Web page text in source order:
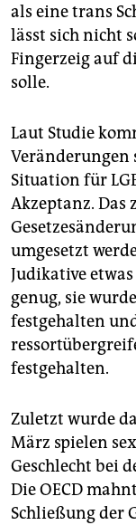
als eine trans
lässt sich nicht
Fingerzeig auf
solle.
Laut Studie
Veränderungen
Situation für
Akzeptanz. Das
umgesetzt
Judikative
genug, sie
festgehalten
festgehalten.
Zuletzt wurde
März spielen
Geschlecht bei
Die OECD
Schließung der